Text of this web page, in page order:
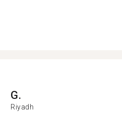
G.
Riyadh